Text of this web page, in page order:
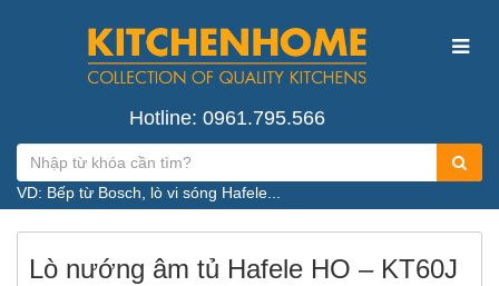
Hotline: 0961.795.566
VD: Bếp từ Bosch, lò vi sóng Hafele...
Lò nướng âm tủ Hafele HO – KT60J